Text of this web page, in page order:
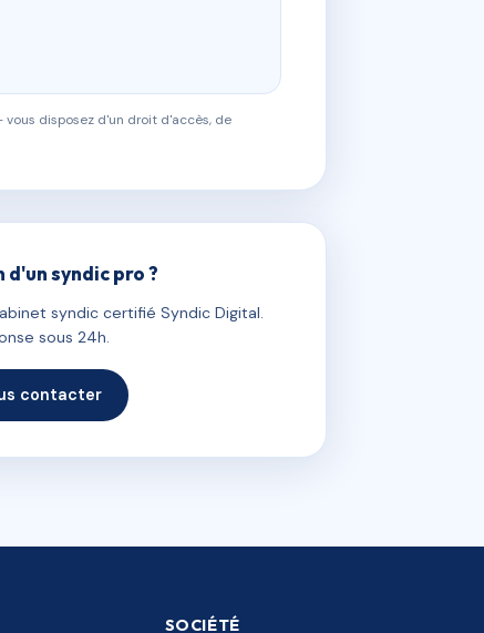
disposez d'un droit d'accès, de
d'un syndic pro ?
syndic certifié Syndic Digital.
sous 24h.
contacter
SOCIÉTÉ